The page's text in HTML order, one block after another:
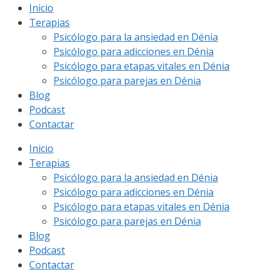
Inicio
Terapias
Psicólogo para la ansiedad en Dénia
Psicólogo para adicciones en Dénia
Psicólogo para etapas vitales en Dénia
Psicólogo para parejas en Dénia
Blog
Podcast
Contactar
Inicio
Terapias
Psicólogo para la ansiedad en Dénia
Psicólogo para adicciones en Dénia
Psicólogo para etapas vitales en Dénia
Psicólogo para parejas en Dénia
Blog
Podcast
Contactar